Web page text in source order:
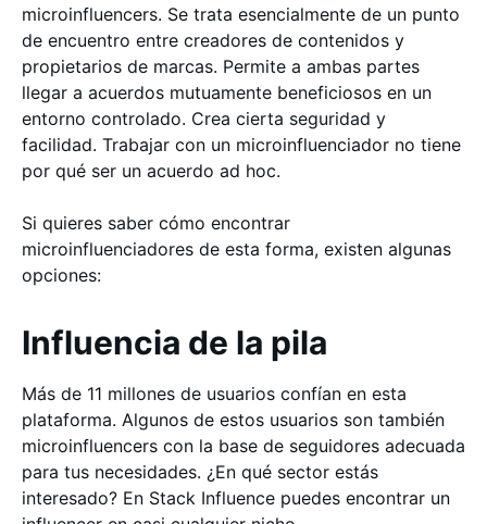
microinfluencers. Se trata esencialmente de un punto
de encuentro entre creadores de contenidos y
propietarios de marcas. Permite a ambas partes
llegar a acuerdos mutuamente beneficiosos en un
entorno controlado. Crea cierta seguridad y
facilidad. Trabajar con un microinfluenciador no tiene
por qué ser un acuerdo ad hoc.
Si quieres saber cómo encontrar
microinfluenciadores de esta forma, existen algunas
opciones:
Influencia de la pila
Más de 11 millones de usuarios confían en esta
plataforma. Algunos de estos usuarios son también
microinfluencers con la base de seguidores adecuada
para tus necesidades. ¿En qué sector estás
interesado? En Stack Influence puedes encontrar un